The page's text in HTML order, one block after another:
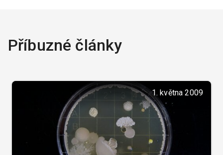
Příbuzné články
1. května 2009